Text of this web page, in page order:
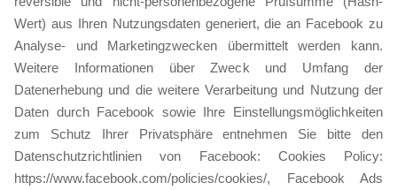
Wert) aus Ihren Nutzungsdaten generiert, die an Facebook zu
Analyse- und Marketingzwecken übermittelt werden kann.
Weitere Informationen über Zweck und Umfang der
Datenerhebung und die weitere Verarbeitung und Nutzung der
Daten durch Facebook sowie Ihre Einstellungsmöglichkeiten
zum Schutz Ihrer Privatsphäre entnehmen Sie bitte den
Datenschutzrichtlinien von Facebook: Cookies Policy:
https://www.facebook.com/policies/cookies/, Facebook Ads